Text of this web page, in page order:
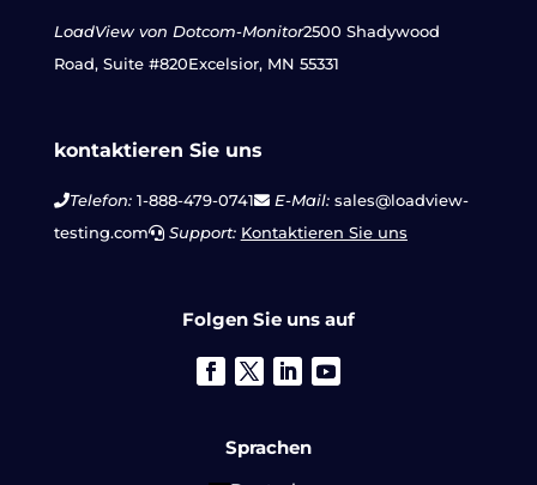
LoadView von Dotcom-Monitor2500 Shadywood
Road, Suite #820Excelsior, MN 55331
kontaktieren Sie uns
Telefon:1-888-479-0741 E-Mail:sales@loadview-
testing.com
Support: Kontaktieren Sie uns
Folgen Sie uns auf
Sprachen